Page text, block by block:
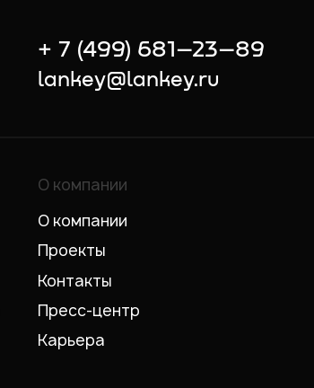
+ 7 (499) 681–23–89
lankey@lankey.ru
О компании
О компании
Проекты
Контакты
Пресс-центр
Карьера